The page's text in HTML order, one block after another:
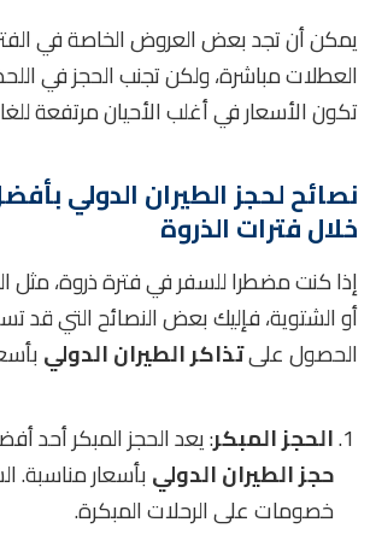
يمكن أن تجد بعض العروض الخاصة في
العطلات مباشرة، ولكن تجنب الحجز في
تكون الأسعار في أغلب الأحيان مرتفعة
نصائح لحجز الطيران الدولي
خلال فترات الذروة
إذا كنت مضطرا للسفر في فترة ذروة، مثل
أو الشتوية، فإليك بعض النصائح التي قد
الحصول علىتذاكر الطيران الدولي
الحجز المبكر: يعد الحجز المبكر أحد
حجز الطيران الدولي بأسعار مناسبة.
خصومات على الرحلات المبكرة.